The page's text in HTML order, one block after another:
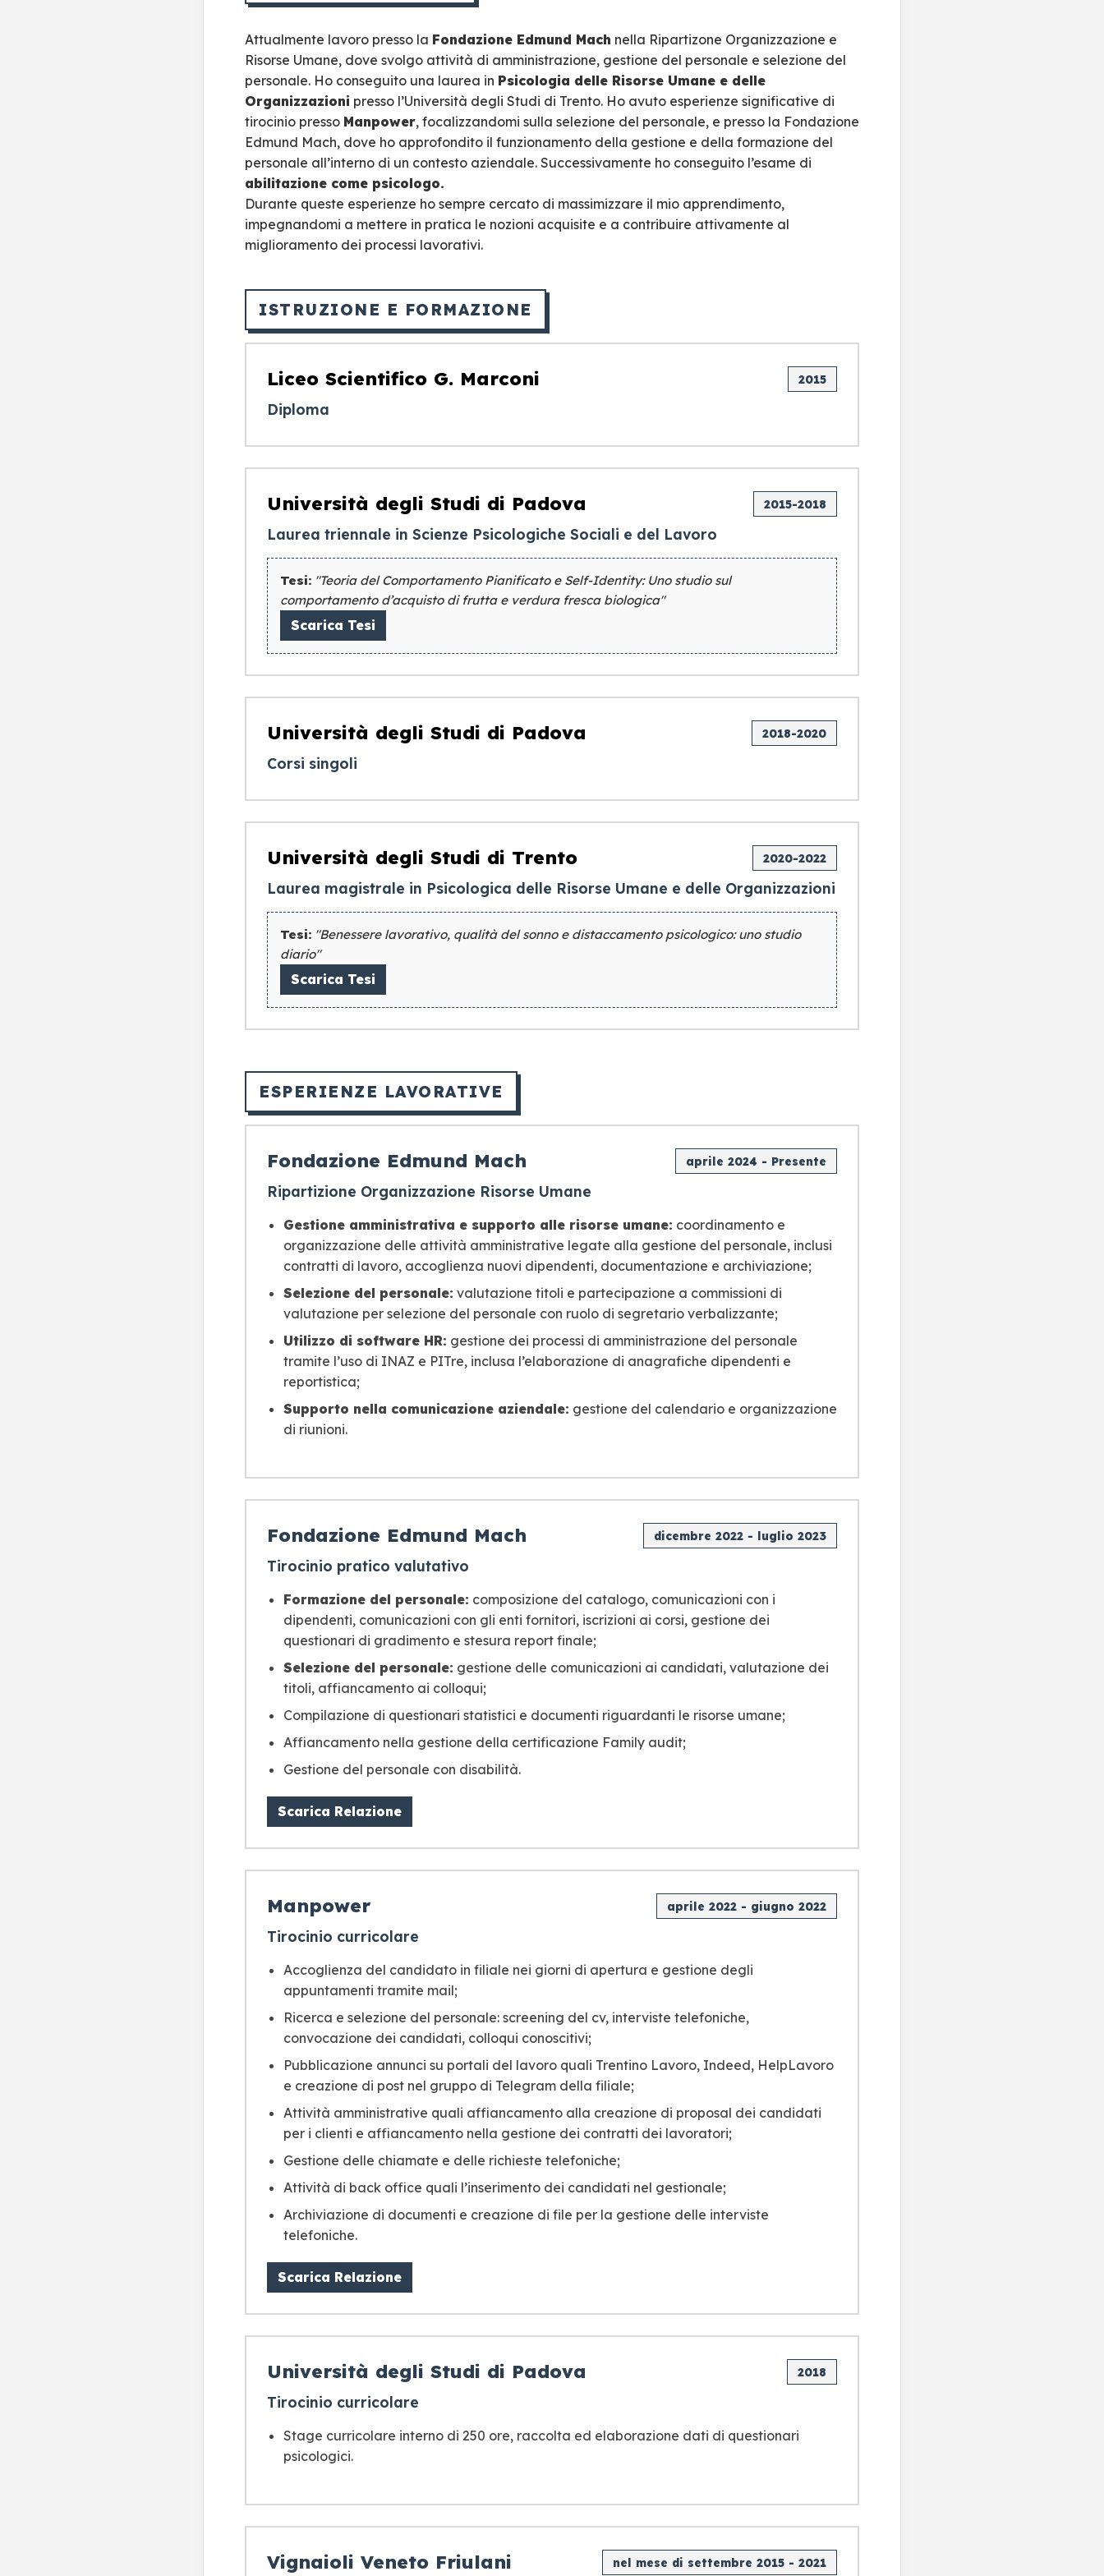
Attualmente lavoro presso la Fondazione Edmund Mach nella Ripartizone Organizzazione e
Risorse Umane, dove svolgo attività di amministrazione, gestione del personale e selezione del
personale. Ho conseguito una laurea in Psicologia delle Risorse Umane e delle
Organizzazioni presso l’Università degli Studi di Trento. Ho avuto esperienze significative di
tirocinio presso Manpower, focalizzandomi sulla selezione del personale, e presso la Fondazione
Edmund Mach, dove ho approfondito il funzionamento della gestione e della formazione del
personale all’interno di un contesto aziendale. Successivamente ho conseguito l’esame di
abilitazione come psicologo.
Durante queste esperienze ho sempre cercato di massimizzare il mio apprendimento,
impegnandomi a mettere in pratica le nozioni acquisite e a contribuire attivamente al
miglioramento dei processi lavorativi.
ISTRUZIONE E FORMAZIONE
Liceo Scientifico G. Marconi 2015
Diploma
Università degli Studi di Padova 2015-2018
Laurea triennale in Scienze Psicologiche Sociali e del Lavoro
Tesi: "Teoria del Comportamento Pianificato e Self-Identity: Uno studio sul
comportamento d’acquisto di frutta e verdura fresca biologica"
Scarica Tesi
Università degli Studi di Padova 2018-2020
Corsi singoli
Università degli Studi di Trento 2020-2022
Laurea magistrale in Psicologica delle Risorse Umane e delle Organizzazioni
Tesi: "Benessere lavorativo, qualità del sonno e distaccamento psicologico: uno studio
diario"
Scarica Tesi
ESPERIENZE LAVORATIVE
Fondazione Edmund Mach aprile 2024 - Presente
Ripartizione Organizzazione Risorse Umane
Gestione amministrativa e supporto alle risorse umane: coordinamento e
organizzazione delle attività amministrative legate alla gestione del personale, inclusi
contratti di lavoro, accoglienza nuovi dipendenti, documentazione e archiviazione;
Selezione del personale: valutazione titoli e partecipazione a commissioni di
valutazione per selezione del personale con ruolo di segretario verbalizzante;
Utilizzo di software HR: gestione dei processi di amministrazione del personale
tramite l’uso di INAZ e PITre, inclusa l’elaborazione di anagrafiche dipendenti e
reportistica;
Supporto nella comunicazione aziendale: gestione del calendario e organizzazione
di riunioni.
Fondazione Edmund Mach dicembre 2022 - luglio 2023
Tirocinio pratico valutativo
Formazione del personale: composizione del catalogo, comunicazioni con i
dipendenti, comunicazioni con gli enti fornitori, iscrizioni ai corsi, gestione dei
questionari di gradimento e stesura report finale;
Selezione del personale: gestione delle comunicazioni ai candidati, valutazione dei
titoli, affiancamento ai colloqui;
Compilazione di questionari statistici e documenti riguardanti le risorse umane;
Affiancamento nella gestione della certificazione Family audit;
Gestione del personale con disabilità.
Scarica Relazione
Manpower aprile 2022 - giugno 2022
Tirocinio curricolare
Accoglienza del candidato in filiale nei giorni di apertura e gestione degli
appuntamenti tramite mail;
Ricerca e selezione del personale: screening del cv, interviste telefoniche,
convocazione dei candidati, colloqui conoscitivi;
Pubblicazione annunci su portali del lavoro quali Trentino Lavoro, Indeed, HelpLavoro
e creazione di post nel gruppo di Telegram della filiale;
Attività amministrative quali affiancamento alla creazione di proposal dei candidati
per i clienti e affiancamento nella gestione dei contratti dei lavoratori;
Gestione delle chiamate e delle richieste telefoniche;
Attività di back office quali l’inserimento dei candidati nel gestionale;
Archiviazione di documenti e creazione di file per la gestione delle interviste
telefoniche.
Scarica Relazione
Università degli Studi di Padova 2018
Tirocinio curricolare
Stage curricolare interno di 250 ore, raccolta ed elaborazione dati di questionari
psicologici.
Vignaioli Veneto Friulani nel mese di settembre 2015 - 2021